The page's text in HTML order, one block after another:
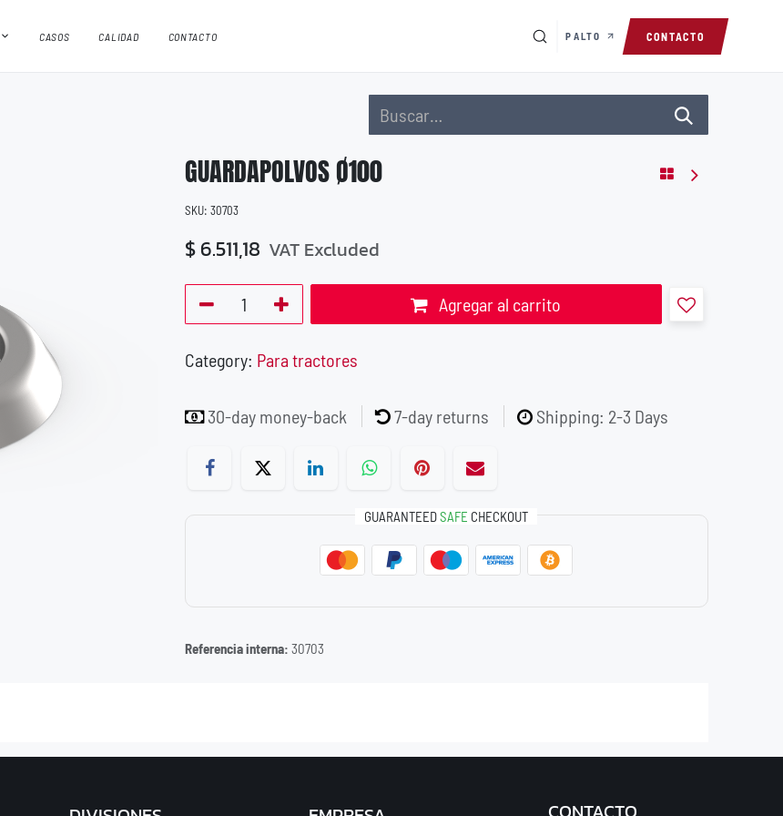
CASOS CALIDAD CONTACTO PALTO CONTACTO
GUARDAPOLVOS Ø100
SKU: 30703
$6.511,18 VAT Excluded
Agregar al carrito
Category: Para tractores
30-day money-back 7-day returns Shipping: 2-3 Days
GUARANTEEDSAFE CHECKOUT
Referencia interna: 30703